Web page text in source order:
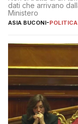
dati che arrivano
Ministero
ASIA BUCONI-POLITICA